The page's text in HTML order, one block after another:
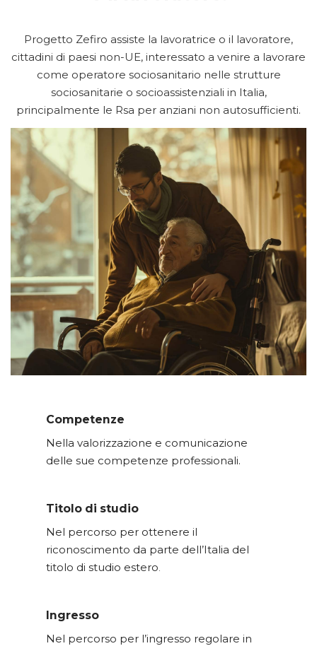
Progetto Zefiro assiste la lavoratrice o il lavoratore,
cittadini di paesi non-UE, interessato a venire a lavorare
come operatore sociosanitario nelle strutture
sociosanitarie o socioassistenziali in Italia,
principalmente le Rsa per anziani non autosufficienti.
Competenze
Nella valorizzazione e comunicazione
delle sue competenze professionali.
Titolo di studio
Nel percorso per ottenere il
riconoscimento da parte dell’Italia del
titolo di studio estero
Ingresso
Nel percorso per l’ingresso regolare in